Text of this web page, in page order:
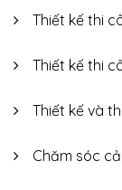
Thiết kế thi
Thiết kế thi
Thiết kế và
Chăm sóc